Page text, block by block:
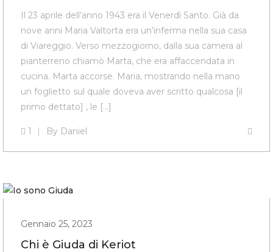
Il 23 aprile dell’anno 1943 era il Venerdì Santo. Già da
nove anni Maria Valtorta era un’inferma nella sua casa
di Viareggio. Verso mezzogiorno, dalla sua camera al
pianterreno chiamò Marta, che era affaccendata in
cucina. Marta accorse. Maria, mostrando nella mano
un foglietto sul quale doveva aver scritto qualcosa [il
primo dettato] , le […]
1 By Daniel
Gennaio 25, 2023
Chi è Giuda di Keriot